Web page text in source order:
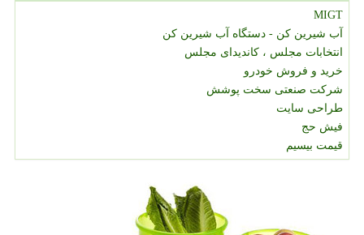
MIGT
آب شیرین کن - دستگاه آب شیرین کن
انتخابات مجلس ، کاندیدای مجلس
خرید و فروش خودرو
شرکت صنعتی سخت پوشش
طراحی سایت
فیش حج
قیمت بیسیم